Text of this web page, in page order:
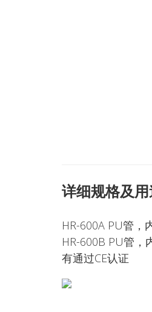
详细规格及
HR-600A PU管，
HR-600B PU管，
有通过CE认证